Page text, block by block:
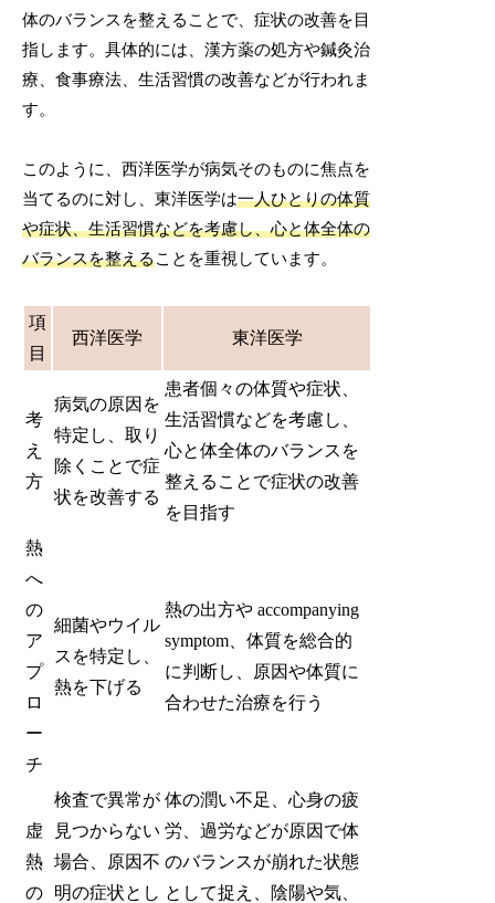
体のバランスを整えることで、症状の改善を目
指します。具体的には、漢方薬の処方や鍼灸治
療、食事療法、生活習慣の改善などが行われま
す。
このように、西洋医学が病気そのものに焦点を
当てるのに対し、東洋医学は一人ひとりの体質
や症状、生活習慣などを考慮し、心と体全体の
バランスを整えることを重視しています。
項
目
西洋医学 東洋医学
考
え
方
病気の原因を
特定し、取り
除くことで症
状を改善する
患者個々の体質や症状、
生活習慣などを考慮し、
心と体全体のバランスを
整えることで症状の改善
を目指す
熱
へ
の
ア
プ
ロ
ー
チ
細菌やウイル
スを特定し、
熱を下げる
熱の出方や accompanying
symptom、体質を総合的
に判断し、原因や体質に
合わせた治療を行う
虚
熱
の
検査で異常が
見つからない
場合、原因不
明の症状とし
体の潤い不足、心身の疲
労、過労などが原因で体
のバランスが崩れた状態
として捉え、陰陽や気、